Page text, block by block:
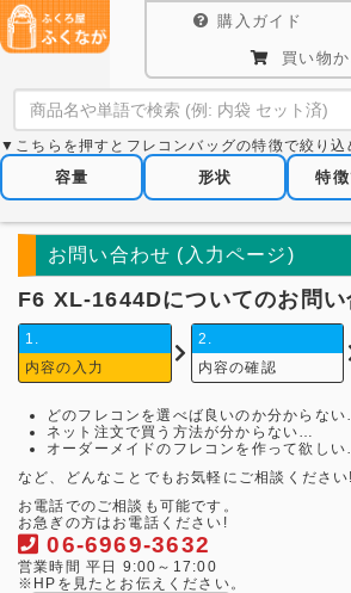
購入ガイド
買い物
▼こちらを押すとフレコンバッグの特徴で絞り込
容量 形状 特
お問い合わせ (入力ページ)
F6 XL-1644Dについてのお問い
1.
内容の入力
2.
内容の確認
どのフレコンを選べば良いのか分からな
ネット注文で買う方法が分からない…
オーダーメイドのフレコンを作って欲し
など、どんなことでもお気軽にご相談ください!
お電話でのご相談も可能です。
お急ぎの方はお電話ください!
06-6969-3632
営業時間 平日 9:00～17:00
※HPを見たとお伝えください。